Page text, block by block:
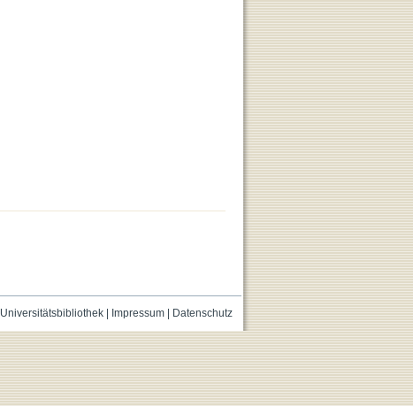
Universitätsbibliothek| Impressum| Datenschutz